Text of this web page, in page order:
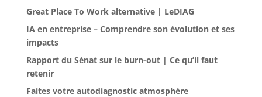
Great Place To Work alternative | LeDIAG
IA en entreprise – Comprendre son évolution et ses
impacts
Rapport du Sénat sur le burn-out | Ce qu’il faut
retenir
Faites votre autodiagnostic atmosphère